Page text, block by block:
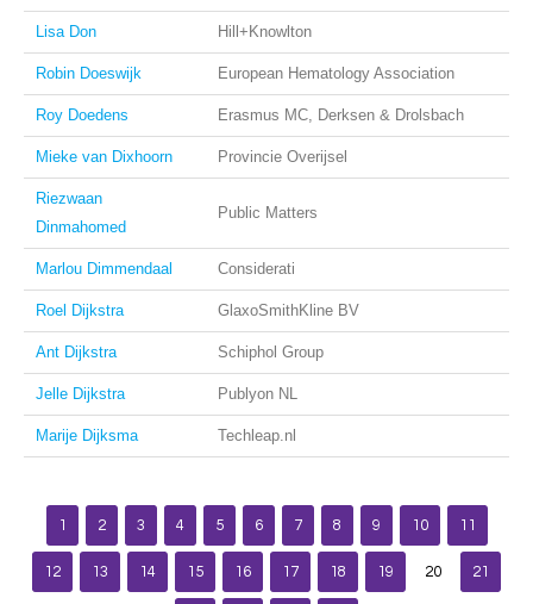
Lisa Don Hill+Knowlton
Robin Doeswijk European Hematology Association
Roy Doedens Erasmus MC, Derksen & Drolsbach
Mieke van Dixhoorn Provincie Overijsel
Riezwaan
Dinmahomed
Public Matters
Marlou Dimmendaal Considerati
Roel Dijkstra GlaxoSmithKline BV
Ant Dijkstra Schiphol Group
Jelle Dijkstra Publyon NL
Marije Dijksma Techleap.nl
1 2 3 4 5 6 7 8 9 10 11
12 13 14 15 16 17 18 19 20 21